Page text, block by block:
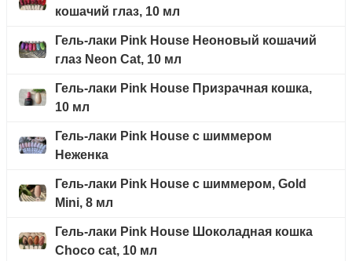
кошачий глаз, 10 мл
Гель-лаки Pink House Неоновый кошачий
глаз Neon Cat, 10 мл
Гель-лаки Pink House Призрачная кошка,
10 мл
Гель-лаки Pink House с шиммером
Неженка
Гель-лаки Pink House с шиммером, Gold
Mini, 8 мл
Гель-лаки Pink House Шоколадная кошка
Choco cat, 10 мл